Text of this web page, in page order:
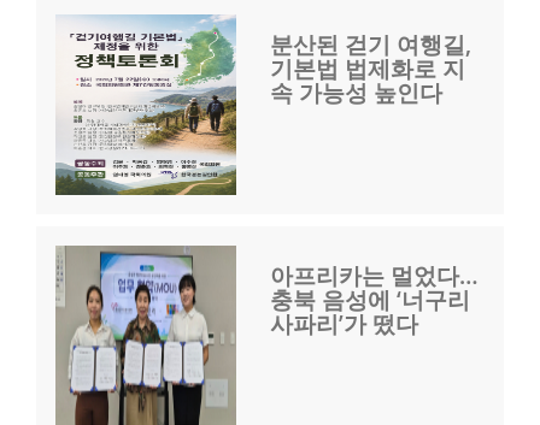
분산된 걷기 여행길,
기본법 법제화로 지
속 가능성 높인다
아프리카는 멀었다…
충북 음성에 ‘너구리
사파리’가 떴다